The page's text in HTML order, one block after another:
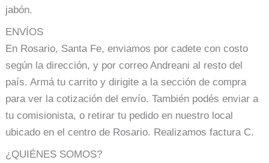
jabón.
ENVÍOS
En Rosario, Santa Fe, enviamos por cadete con costo
según la dirección, y por correo Andreani al resto del
país. Armá tu carrito y dirigite a la sección de compra
para ver la cotización del envío. También podés enviar a
tu comisionista, o retirar tu pedido en nuestro local
ubicado en el centro de Rosario. Realizamos factura C.
¿QUIÉNES SOMOS?